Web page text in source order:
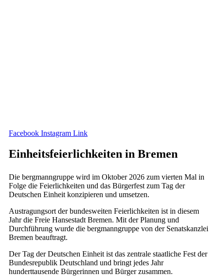
Facebook Instagram Link
Einheitsfeierlichkeiten in Bremen
Die bergmanngruppe wird im Oktober 2026 zum vierten Mal in
Folge die Feierlichkeiten und das Bürgerfest zum Tag der
Deutschen Einheit konzipieren und umsetzen.
Austragungsort der bundesweiten Feierlichkeiten ist in diesem
Jahr die Freie Hansestadt Bremen. Mit der Planung und
Durchführung wurde die bergmanngruppe von der Senatskanzlei
Bremen beauftragt.
Der Tag der Deutschen Einheit ist das zentrale staatliche Fest der
Bundesrepublik Deutschland und bringt jedes Jahr
hunderttausende Bürgerinnen und Bürger zusammen.